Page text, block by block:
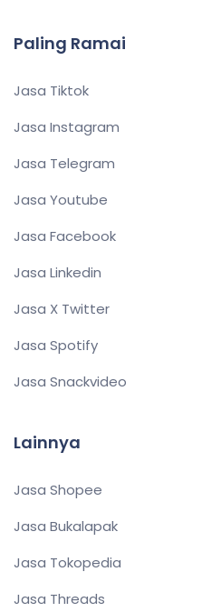
Paling Ramai
Jasa Tiktok
Jasa Instagram
Jasa Telegram
Jasa Youtube
Jasa Facebook
Jasa Linkedin
Jasa X Twitter
Jasa Spotify
Jasa Snackvideo
Lainnya
Jasa Shopee
Jasa Bukalapak
Jasa Tokopedia
Jasa Threads